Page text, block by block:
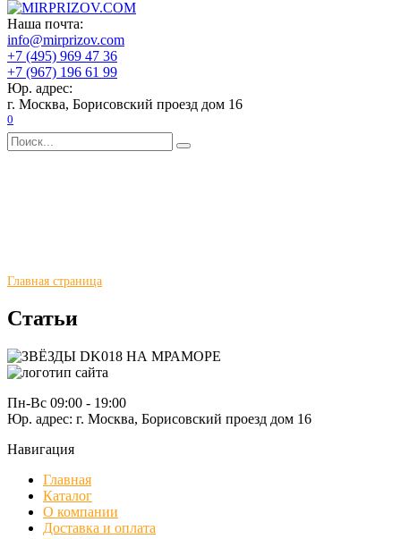
Перейти
к
содержанию
Наша почта:
info@mirprizov.com
+7 (495) 969 47 36
+7 (967) 196 61 99
Юр. адрес:
г. Москва, Борисовский проезд дом 16
0
Search
for:
Главная
Каталог
О компании
Доставка и оплата
Галерея
Отзывы
Контакты
Главная страница
Статьи
Пн-Вс 09:00 - 19:00
Юр. адрес: г. Москва, Борисовский проезд дом 16
Навигация
Главная
Каталог
О компании
Доставка и оплата